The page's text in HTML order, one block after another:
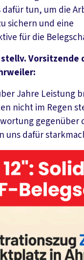
tun, um die
sichern und eine
für die
Vorsitzende
Jahre Leistung
nicht im Regen
gegenüber
uns dafür